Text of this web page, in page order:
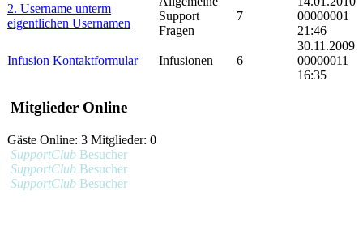
2. Username unterm
eigentlichen Usernamen
Support
Fragen
7
00000001
21:46
Infusion Kontaktformular Infusionen 6
30.11.2009
00000011
16:35
Mitglieder Online
Gäste Online: 3 Mitglieder: 0
SupportClub Besucher
SupportClub Besucher
SupportClub Besucher